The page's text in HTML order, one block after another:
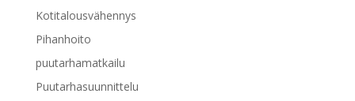
Kotitalousvähennys
Pihanhoito
puutarhamatkailu
Puutarhasuunnittelu